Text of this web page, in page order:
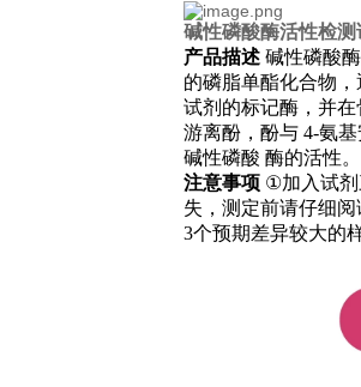
碱性磷酸酶活性检测
产品描述 碱性磷酸
的磷脂单酯化合物
试剂的标记酶，并
游离酚，酚与 4-氨
碱性磷酸 酶的活性。
注意事项 ①加入试
失，测定前请仔细
3个预期差异较大的